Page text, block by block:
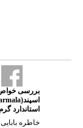
بررسی خواص
استاندارد
خاطره بابایی